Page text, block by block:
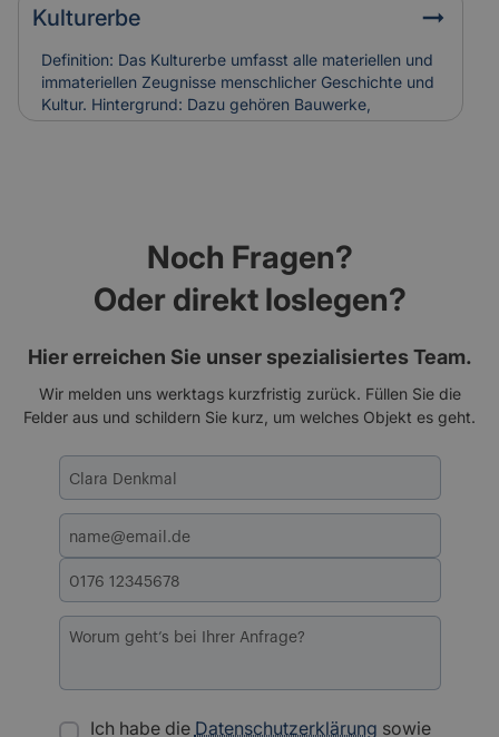
auch zur Verbesserung der Wärmedämmung genutzt.
historischen Vorsatzschalen können
Feuchtigkeitsschäden verursachen. Ihr Zustand wird
bei der Gebäudebewertung und Schadenanalyse mit
einbezogen.
Kulturerbe
Definition: Das Kulturerbe umfasst alle materiellen und
immateriellen Zeugnisse menschlicher Geschichte und
Kultur. Hintergrund: Dazu gehören Bauwerke,
Kunstwerke, Traditionen und Handwerksformen, die
und Erhalt meist aufwendig und kostenintensiv sind.
Noch Fragen?
Oder direkt loslegen?
Hier erreichen Sie unser spezialisiertes Team.
Wir melden uns werktags kurzfristig zurück. Füllen Sie die
Felder aus und schildern Sie kurz, um welches Objekt es geht.
Ich habe die Datenschutzerklärung sowie